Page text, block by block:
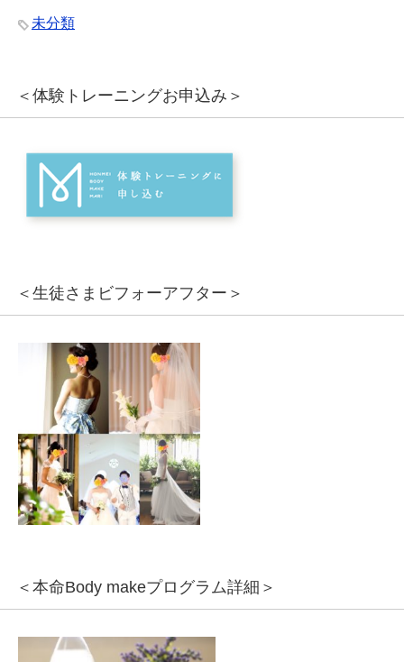
未分類
＜体験トレーニングお申込み＞
＜生徒さまビフォーアフター＞
＜本命Body makeプログラム詳細＞